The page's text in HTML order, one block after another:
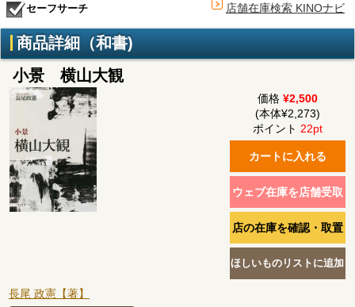
セーフサーチ 店舗在庫検索 KINOナビ
商品詳細（和書)
小景 横山大観
価格 ¥2,500
(本体¥2,273)
ポイント 22pt
長尾 政憲【著】